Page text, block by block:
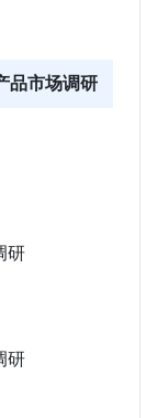
品市场调研
研
研